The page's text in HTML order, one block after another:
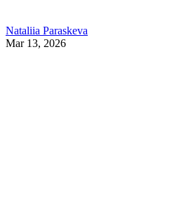
Nataliia Paraskeva
Mar 13, 2026